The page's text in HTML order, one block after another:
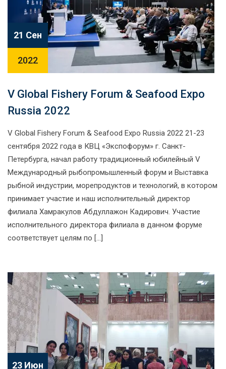
21 Сен
2022
V Global Fishery Forum & Seafood Expo
Russia 2022
V Global Fishery Forum & Seafood Expo Russia 2022 21-23
сентября 2022 года в КВЦ «Экспофорум» г. Санкт-
Петербурга, начал работу традиционный юбилейный V
Международный рыбопромышленный форум и Выставка
рыбной индустрии, морепродуктов и технологий, в котором
принимает участие и наш исполнительный директор
филиала Хамракулов Абдуллажон Кадирович. Участие
исполнительного директора филиала в данном форуме
соответствует целям по […]
23 Июн